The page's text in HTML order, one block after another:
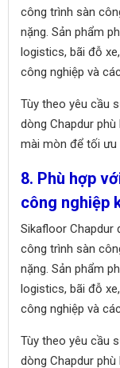
công trình sàn
nặng. Sản phẩm
logistics, bãi đỗ
công nghiệp và
Tùy theo yêu cầu
dòng Chapdur
mài mòn để tối ưu
8. Phù hợp
công nghiệp
Sikafloor Chapdur
công trình sàn
nặng. Sản phẩm
logistics, bãi đỗ
công nghiệp và
Tùy theo yêu cầu
dòng Chapdur